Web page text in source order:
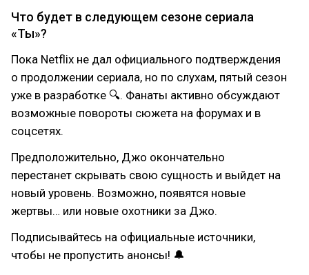
Что будет в следующем сезоне сериала
«Ты»?
Пока Netflix не дал официального подтверждения
о продолжении сериала, но по слухам, пятый сезон
уже в разработке 🔍. Фанаты активно обсуждают
возможные повороты сюжета на форумах и в
соцсетях.
Предположительно, Джо окончательно
перестанет скрывать свою сущность и выйдет на
новый уровень. Возможно, появятся новые
жертвы… или новые охотники за Джо.
Подписывайтесь на официальные источники,
чтобы не пропустить анонсы! 🔔